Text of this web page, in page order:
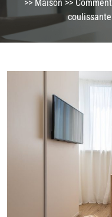
>> Maison >>